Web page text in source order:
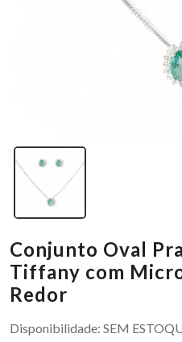
Conjunto Oval
Tiffany com
Redor
Disponibilidade: SEM